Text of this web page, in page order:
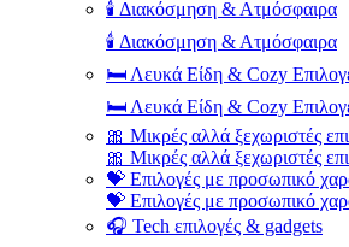
🕯️ Διακόσμηση & Ατμόσφαιρα
🕯️ Διακόσμηση & Ατμόσφαιρα
🛏️ Λευκά Είδη & Cozy
🛏️ Λευκά Είδη & Cozy
🎀 Μικρές αλλά ξεχωριστές
🎀 Μικρές αλλά ξεχωριστές
💝 Επιλογές με προσωπικό
💝 Επιλογές με προσωπικό
🎧 Tech επιλογές & gadgets